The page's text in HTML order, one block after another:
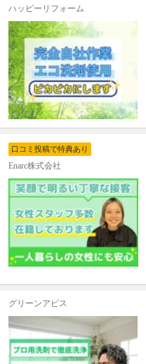
ハッピーリフォーム
口コミ投稿で特典あり
Enarc株式会社
グリーンアピス